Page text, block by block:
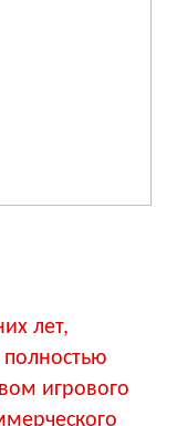
лет,
игрового